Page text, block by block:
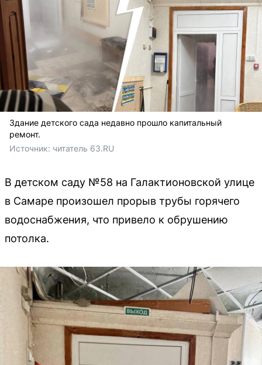
Здание детского сада недавно прошло капитальный
ремонт.
Источник: читатель 63.RU
В детском саду №58 на Галактионовской улице
в Самаре произошел прорыв трубы горячего
водоснабжения, что привело к обрушению
потолка.